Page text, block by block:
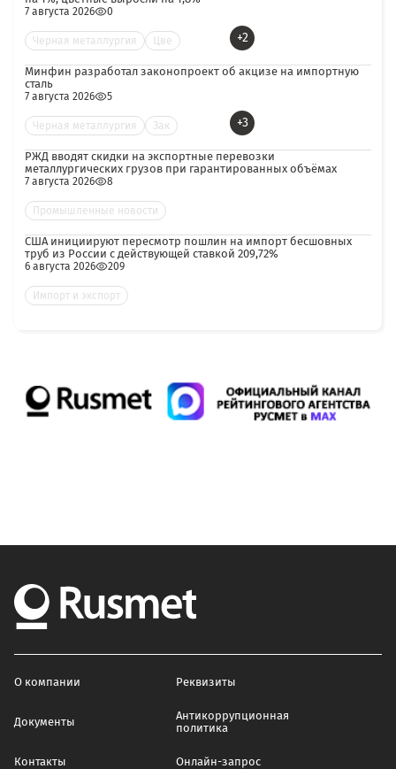
7 августа 2026 0
Черная металлургия Цве +2
Минфин разработал законопроект об акцизе на импортную
сталь
7 августа 2026 5
Черная металлургия Зак +3
РЖД вводят скидки на экспортные перевозки
металлургических грузов при гарантированных объёмах
7 августа 2026 8
Промышленные новости
США инициируют пересмотр пошлин на импорт бесшовных
труб из России с действующей ставкой 209,72%
6 августа 2026 209
Импорт и экспорт
О компании Реквизиты
Документы
Антикоррупционная
политика
Контакты Онлайн-запрос